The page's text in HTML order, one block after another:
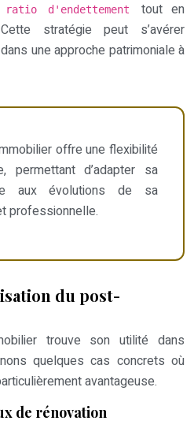
ratio d'endettementtout en
stratégie peut s’avérer
une approche patrimoniale à
offre une flexibilité
permettant d’adapter sa
aux évolutions de sa
professionnelle.
du post-
trouve son utilité dans
quelques cas concrets où
avantageuse.
de rénovation